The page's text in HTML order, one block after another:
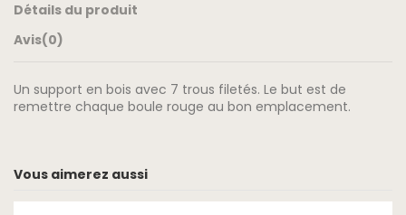
Détails du produit
Avis(0)
Un support en bois avec 7 trous filetés. Le but est de
remettre chaque boule rouge au bon emplacement.
Vous aimerez aussi